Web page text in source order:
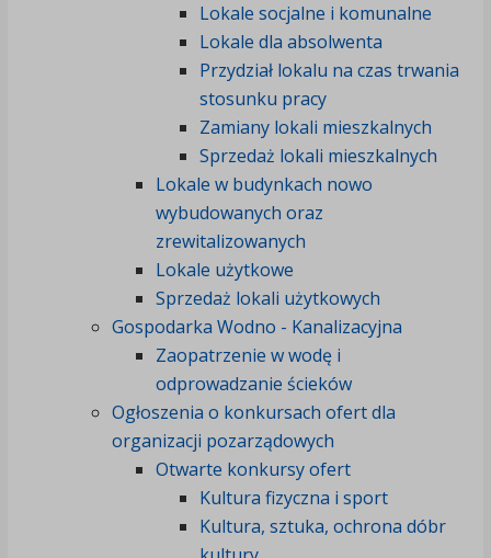
Lokale socjalne i komunalne
Lokale dla absolwenta
Przydział lokalu na czas trwania
stosunku pracy
Zamiany lokali mieszkalnych
Sprzedaż lokali mieszkalnych
Lokale w budynkach nowo
wybudowanych oraz
zrewitalizowanych
Lokale użytkowe
Sprzedaż lokali użytkowych
Gospodarka Wodno - Kanalizacyjna
Zaopatrzenie w wodę i
odprowadzanie ścieków
Ogłoszenia o konkursach ofert dla
organizacji pozarządowych
Otwarte konkursy ofert
Kultura fizyczna i sport
Kultura, sztuka, ochrona dóbr